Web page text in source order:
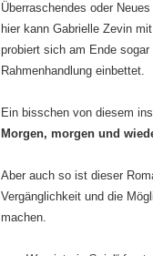
Überraschendes oder
hier kann Gabrielle Zevin
probiert sich am Ende
Rahmenhandlung einbettet.
Ein bisschen von diesem
Morgen, morgen und
Aber auch so ist dieser
Vergänglichkeit und die
machen.